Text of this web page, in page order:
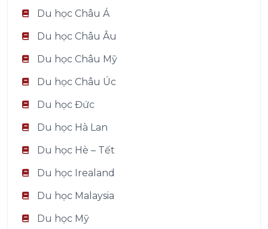
Du học Châu Á
Du học Châu Âu
Du học Châu Mỹ
Du học Châu Úc
Du học Đức
Du học Hà Lan
Du học Hè – Tết
Du học Irealand
Du học Malaysia
Du học Mỹ